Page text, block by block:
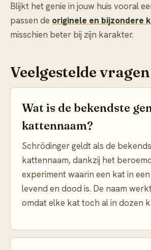
Blijkt het genie in jouw huis vooral
passen de originele en bijzondere
misschien beter bij zijn karakter.
Veelgestelde vragen
Wat is de bekendste
kattennaam?
Schrödinger geldt als de
kattennaam, dankzij het
experiment waarin een kat in
levend en dood is. De naam
omdat elke kat toch al in dozen